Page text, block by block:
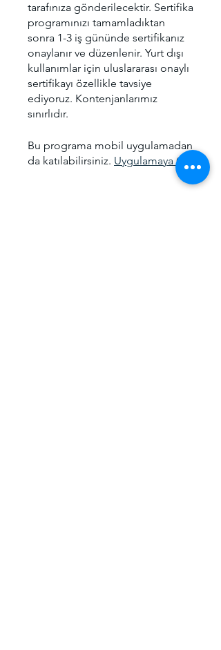
tarafınıza gönderilecektir. Sertifika
programınızı tamamladıktan
sonra 1-3 iş gününde sertifikanız
onaylanır ve düzenlenir. Yurt dışı
kullanımlar için uluslararası onaylı
sertifikayı özellikle tavsiye
ediyoruz. Kontenjanlarımız
sınırlıdır.
Bu programa mobil uygulamadan
da katılabilirsiniz. Uygulamaya Git